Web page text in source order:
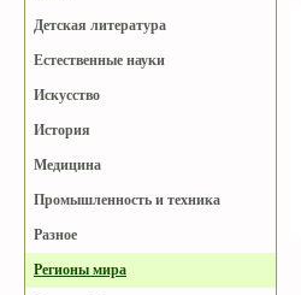
Детская литература
Естественные науки
Искусство
История
Медицина
Промышленность и техника
Разное
Регионы мира